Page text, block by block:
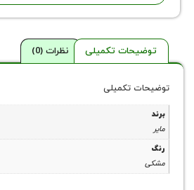
تکمیلی نظرات (0)
تکمیلی